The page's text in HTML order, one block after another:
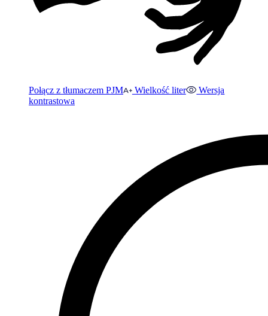
Połącz z tłumaczem PJM Wielkość liter
Wersja
kontrastowa